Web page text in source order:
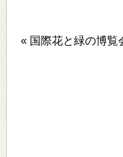
« 国際花と緑の博覧